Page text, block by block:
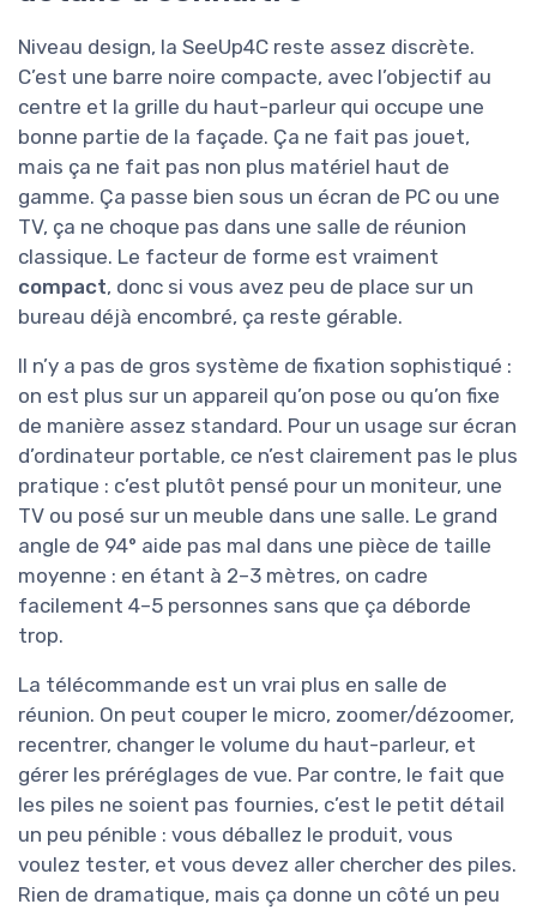
Niveau design, la SeeUp4C reste assez discrète.
C’est une barre noire compacte, avec l’objectif au
centre et la grille du haut-parleur qui occupe une
bonne partie de la façade. Ça ne fait pas jouet,
mais ça ne fait pas non plus matériel haut de
gamme. Ça passe bien sous un écran de PC ou une
TV, ça ne choque pas dans une salle de réunion
classique. Le facteur de forme est vraiment
compact, donc si vous avez peu de place sur un
bureau déjà encombré, ça reste gérable.
Il n’y a pas de gros système de fixation sophistiqué :
on est plus sur un appareil qu’on pose ou qu’on fixe
de manière assez standard. Pour un usage sur écran
d’ordinateur portable, ce n’est clairement pas le plus
pratique : c’est plutôt pensé pour un moniteur, une
TV ou posé sur un meuble dans une salle. Le grand
angle de 94° aide pas mal dans une pièce de taille
moyenne : en étant à 2–3 mètres, on cadre
facilement 4–5 personnes sans que ça déborde
trop.
La télécommande est un vrai plus en salle de
réunion. On peut couper le micro, zoomer/dézoomer,
recentrer, changer le volume du haut-parleur, et
gérer les préréglages de vue. Par contre, le fait que
les piles ne soient pas fournies, c’est le petit détail
un peu pénible : vous déballez le produit, vous
voulez tester, et vous devez aller chercher des piles.
Rien de dramatique, mais ça donne un côté un peu